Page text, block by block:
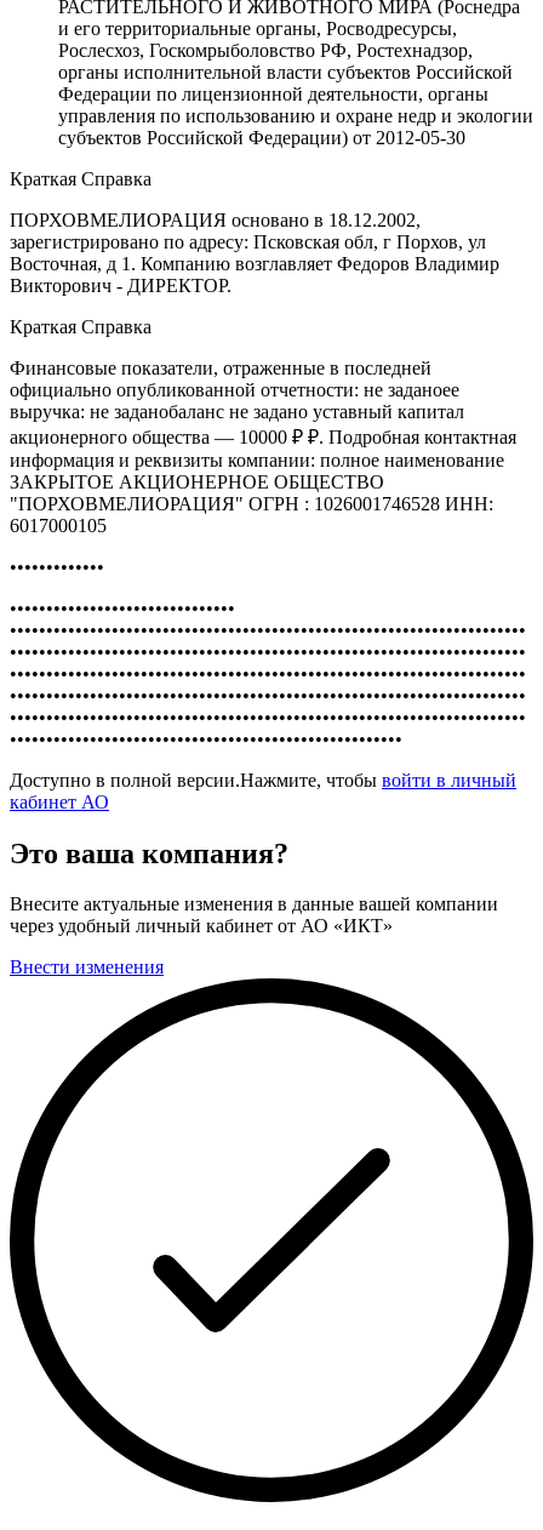
РАСТИТЕЛЬНОГО И ЖИВОТНОГО МИРА (Роснедра
и его территориальные органы, Росводресурсы,
Рослесхоз, Госкомрыболовство РФ, Ростехнадзор,
органы исполнительной власти субъектов Российской
Федерации по лицензионной деятельности, органы
управления по использованию и охране недр и экологии
субъектов Российской Федерации) от 2012-05-30
Краткая Справка
ПОРХОВМЕЛИОРАЦИЯ основано в 18.12.2002,
зарегистрировано по адресу: Псковская обл, г Порхов, ул
Восточная, д 1. Компанию возглавляет Федоров Владимир
Викторович - ДИРЕКТОР.
Краткая Справка
Финансовые показатели, отраженные в последней
официально опубликованной отчетности: не заданоее
выручка: не заданобаланс не задано уставный капитал
акционерного общества — 10000 ₽ ₽. Подробная контактная
информация и реквизиты компании: полное наименование
ЗАКРЫТОЕ АКЦИОНЕРНОЕ ОБЩЕСТВО
"ПОРХОВМЕЛИОРАЦИЯ" ОГРН : 1026001746528 ИНН:
6017000105
•••••••••••••
•••••••••••••••••••••••••••••••
•••••••••••••••••••••••••••••••••••••••••••••••••••••••••••••••••••••••
•••••••••••••••••••••••••••••••••••••••••••••••••••••••••••••••••••••••
•••••••••••••••••••••••••••••••••••••••••••••••••••••••••••••••••••••••
•••••••••••••••••••••••••••••••••••••••••••••••••••••••••••••••••••••••
•••••••••••••••••••••••••••••••••••••••••••••••••••••••••••••••••••••••
••••••••••••••••••••••••••••••••••••••••••••••••••••••
Доступно в полной версии.Нажмите, чтобы войти в личный
кабинет АО
Это ваша компания?
Внесите актуальные изменения в данные вашей компании
через удобный личный кабинет от АО «ИКТ»
Внести изменения